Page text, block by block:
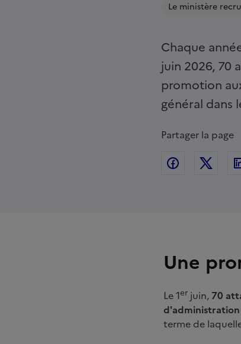
Le ministère
Chaque
juin 2026, 70
promotion
général dans
Partager la page
Partager
Une
Le 1er juin, 70
d'administration
terme de